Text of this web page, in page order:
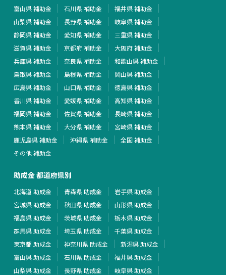
富山県 補助金
石川県 補助金
福井県 補助金
山梨県 補助金
長野県 補助金
岐阜県 補助金
静岡県 補助金
愛知県 補助金
三重県 補助金
滋賀県 補助金
京都府 補助金
大阪府 補助金
兵庫県 補助金
奈良県 補助金
和歌山県 補助金
鳥取県 補助金
島根県 補助金
岡山県 補助金
広島県 補助金
山口県 補助金
徳島県 補助金
香川県 補助金
愛媛県 補助金
高知県 補助金
福岡県 補助金
佐賀県 補助金
長崎県 補助金
熊本県 補助金
大分県 補助金
宮崎県 補助金
鹿児島県 補助金
沖縄県 補助金
全国 補助金
その他 補助金
助成金 都道府県別
北海道 助成金 青森県 助成金
岩手県 助成金
宮城県 助成金
秋田県 助成金
山形県 助成金
福島県 助成金
茨城県 助成金
栃木県 助成金
群馬県 助成金
埼玉県 助成金
千葉県 助成金
東京都 助成金
神奈川県 助成金
新潟県 助成金
富山県 助成金
石川県 助成金
福井県 助成金
山梨県 助成金
長野県 助成金
岐阜県 助成金